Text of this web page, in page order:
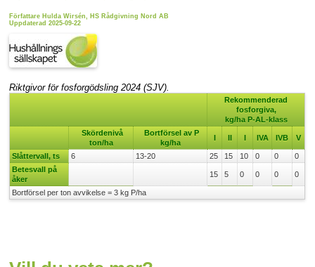
Författare Hulda Wirsén, HS Rådgivning Nord AB
Uppdaterad 2025-09-22
Riktgivor för fosforgödsling 2024 (SJV).
Rekommenderad
fosforgiva,
kg/ha P-AL-klass
Skördenivå
ton/ha
Bortförsel av P
kg/ha
I II I IVA IVB V
Slåttervall, ts 6 13-20 25 15 10 0 0
0
Betesvall på
åker
15 5 0 0 0 0
Bortförsel per ton avvikelse = 3 kg P/ha